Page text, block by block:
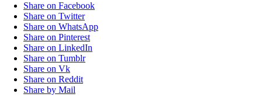
Share on Facebook
Share on Twitter
Share on WhatsApp
Share on Pinterest
Share on LinkedIn
Share on Tumblr
Share on Vk
Share on Reddit
Share by Mail